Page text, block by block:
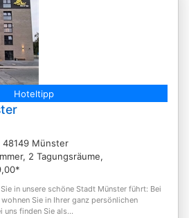
Hoteltipp
48149 Münster
2 Tagungsräume,
in unsere schöne Stadt Münster führt: Bei
Sie in Ihrer ganz persön­lichen
finden Sie als...